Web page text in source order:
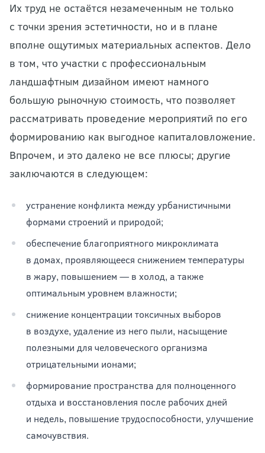
Их труд не остаётся незамеченным не только
с точки зрения эстетичности, но и в плане
вполне ощутимых материальных аспектов. Дело
в том, что участки с профессиональным
ландшафтным дизайном имеют намного
большую рыночную стоимость, что позволяет
рассматривать проведение мероприятий по его
формированию как выгодное капиталовложение.
Впрочем, и это далеко не все плюсы; другие
заключаются в следующем:
устранение конфликта между урбанистичными
формами строений и природой;
обеспечение благоприятного микроклимата
в домах, проявляющееся снижением температуры
в жару, повышением — в холод, а также
оптимальным уровнем влажности;
снижение концентрации токсичных выборов
в воздухе, удаление из него пыли, насыщение
полезными для человеческого организма
отрицательными ионами;
формирование пространства для полноценного
отдыха и восстановления после рабочих дней
и недель, повышение трудоспособности, улучшение
самочувствия.